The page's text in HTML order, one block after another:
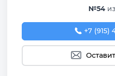
№54из
+7 (915)
+7 (915)